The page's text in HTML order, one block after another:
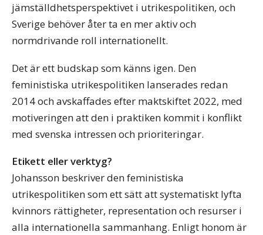
jämställdhetsperspektivet i utrikespolitiken, och
Sverige behöver åter ta en mer aktiv och
normdrivande roll internationellt.
Det är ett budskap som känns igen. Den
feministiska utrikespolitiken lanserades redan
2014 och avskaffades efter maktskiftet 2022, med
motiveringen att den i praktiken kommit i konflikt
med svenska intressen och prioriteringar.
Etikett eller verktyg?
Johansson beskriver den feministiska
utrikespolitiken som ett sätt att systematiskt lyfta
kvinnors rättigheter, representation och resurser i
alla internationella sammanhang. Enligt honom är